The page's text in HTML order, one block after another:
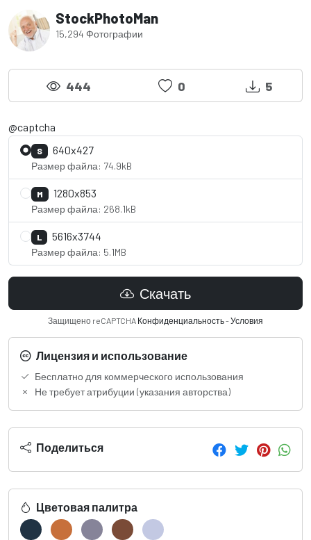
StockPhotoMan
15,294 Фотографии
444 0 5
@captcha
S 640x427
Размер файла: 74.9kB
M 1280x853
Размер файла: 268.1kB
L 5616x3744
Размер файла: 5.1MB
Скачать
Защищено reCAPTCHA Конфиденциальность-Условия
Лицензия и использование
Бесплатно для коммерческого использования
Не требует атрибуции (указания авторства)
Поделиться
Цветовая палитра